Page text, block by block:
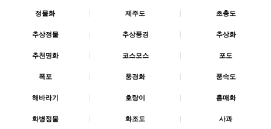
정물화 | 제주도 | 초충도
추상정물 | 추상풍경 | 추상화
추천명화 | 코스모스 | 포도
폭포 | 풍경화 | 풍속도
해바라기 | 호랑이 | 홍매화
화병정물 | 화조도 | 사과